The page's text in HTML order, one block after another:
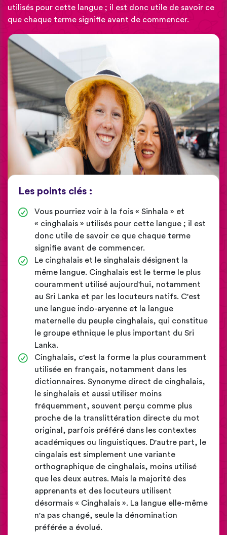
utilisés pour cette langue ; il est donc utile de savoir ce
que chaque terme signifie avant de commencer.
Les points clés :
Vous pourriez voir à la fois « Sinhala » et
« cinghalais » utilisés pour cette langue ; il est
donc utile de savoir ce que chaque terme
signifie avant de commencer.
Le cinghalais et le singhalais désignent la
même langue. Cinghalais est le terme le plus
couramment utilisé aujourd'hui, notamment
au Sri Lanka et par les locuteurs natifs. C'est
une langue indo-aryenne et la langue
maternelle du peuple cinghalais, qui constitue
le groupe ethnique le plus important du Sri
Lanka.
Cinghalais, c'est la forme la plus couramment
utilisée en français, notamment dans les
dictionnaires. Synonyme direct de cinghalais,
le singhalais et aussi utiliser moins
fréquemment, souvent perçu comme plus
proche de la translittération directe du mot
original, parfois préféré dans les contextes
académiques ou linguistiques. D'autre part, le
cingalais est simplement une variante
orthographique de cinghalais, moins utilisé
que les deux autres. Mais la majorité des
apprenants et des locuteurs utilisent
désormais « Cinghalais ». La langue elle-même
n'a pas changé, seule la dénomination
préférée a évolué.